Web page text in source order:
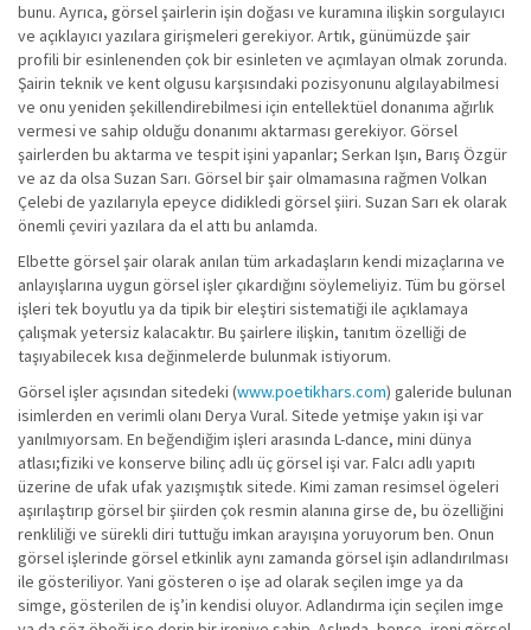
bunu. Ayrıca, görsel şairlerin işin doğası ve kuramına ilişkin sorgulayıcı
ve açıklayıcı yazılara girişmeleri gerekiyor. Artık, günümüzde şair
profili bir esinlenenden çok bir esinleten ve açımlayan olmak zorunda.
Şairin teknik ve kent olgusu karşısındaki pozisyonunu algılayabilmesi
ve onu yeniden şekillendirebilmesi için entellektüel donanıma ağırlık
vermesi ve sahip olduğu donanımı aktarması gerekiyor. Görsel
şairlerden bu aktarma ve tespit işini yapanlar; Serkan Işın, Barış Özgür
ve az da olsa Suzan Sarı. Görsel bir şair olmamasına rağmen Volkan
Çelebi de yazılarıyla epeyce didikledi görsel şiiri. Suzan Sarı ek olarak
önemli çeviri yazılara da el attı bu anlamda.
Elbette görsel şair olarak anılan tüm arkadaşların kendi mizaçlarına ve
anlayışlarına uygun görsel işler çıkardığını söylemeliyiz. Tüm bu görsel
işleri tek boyutlu ya da tipik bir eleştiri sistematiği ile açıklamaya
çalışmak yetersiz kalacaktır. Bu şairlere ilişkin, tanıtım özelliği de
taşıyabilecek kısa değinmelerde bulunmak istiyorum.
Görsel işler açısından sitedeki (www.poetikhars.com) galeride bulunan
isimlerden en verimli olanı Derya Vural. Sitede yetmişe yakın işi var
yanılmıyorsam. En beğendiğim işleri arasında L-dance, mini dünya
atlası;fiziki ve konserve bilinç adlı üç görsel işi var. Falcı adlı yapıtı
üzerine de ufak ufak yazışmıştık sitede. Kimi zaman resimsel ögeleri
aşırılaştırıp görsel bir şiirden çok resmin alanına girse de, bu özelliğini
renkliliği ve sürekli diri tuttuğu imkan arayışına yoruyorum ben. Onun
görsel işlerinde görsel etkinlik aynı zamanda görsel işin adlandırılması
ile gösteriliyor. Yani gösteren o işe ad olarak seçilen imge ya da
simge, gösterilen de iş’in kendisi oluyor. Adlandırma için seçilen imge